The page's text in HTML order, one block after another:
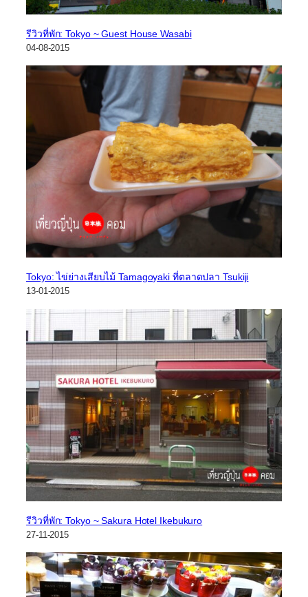
รีวิวที่พัก: Tokyo ~ Guest House Wasabi
04-08-2015
Tokyo: ไข่ย่างเสียบไม้ Tamagoyaki ที่ตลาดปลา Tsukiji
13-01-2015
รีวิวที่พัก: Tokyo ~ Sakura Hotel Ikebukuro
27-11-2015